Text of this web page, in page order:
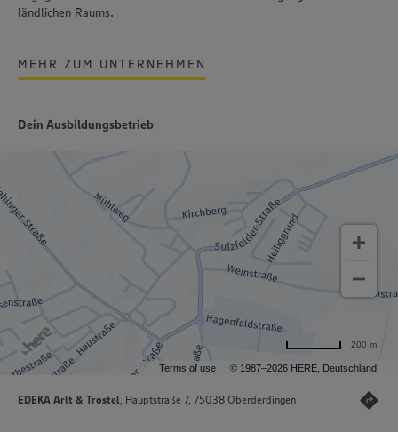
ländlichen Raums.
MEHR ZUM UNTERNEHMEN
Dein Ausbildungsbetrieb
Terms of use © 1987–2026 HERE, Deutschland
200 m
EDEKA Arlt & Trostel, Hauptstraße 7, 75038 Oberderdingen